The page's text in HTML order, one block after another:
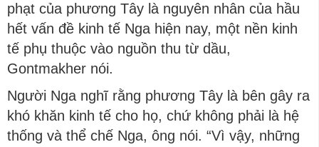
phạt của phương Tây là nguyên nhân của hầu
hết vấn đề kinh tế Nga hiện nay, một nền kinh
tế phụ thuộc vào nguồn thu từ dầu,
Gontmakher nói.
Người Nga nghĩ rằng phương Tây là bên gây ra
khó khăn kinh tế cho họ, chứ không phải là hệ
thống và thể chế Nga, ông nói. “Vì vậy, những